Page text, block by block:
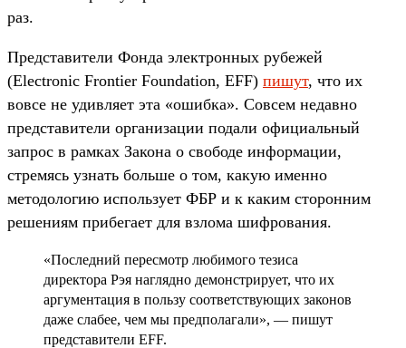
раз.
Представители Фонда электронных рубежей
(Electronic Frontier Foundation, EFF) пишут, что их
вовсе не удивляет эта «ошибка». Совсем недавно
представители организации подали официальный
запрос в рамках Закона о свободе информации,
стремясь узнать больше о том, какую именно
методологию использует ФБР и к каким сторонним
решениям прибегает для взлома шифрования.
«Последний пересмотр любимого тезиса
директора Рэя наглядно демонстрирует, что их
аргументация в пользу соответствующих законов
даже слабее, чем мы предполагали», — пишут
представители EFF.